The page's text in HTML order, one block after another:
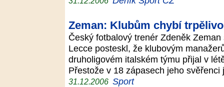
Zeman: Klubům chybí
Český fotbalový trenér Zdeněk
Lecce posteskl, že klubovým
druholigovém italském týmu přijal v
Přestože v 18 zápasech jeho
31.12.2006 Sport